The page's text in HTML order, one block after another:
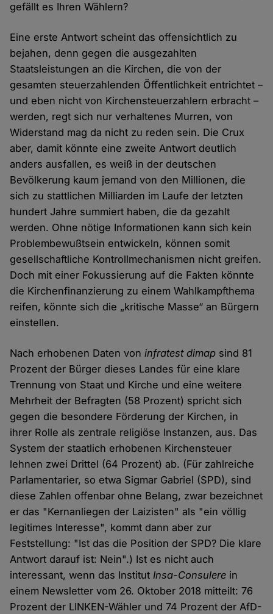
gefällt es Ihren Wählern?
Eine erste Antwort scheint das offensichtlich zu
bejahen, denn gegen die ausgezahlten
Staatsleistungen an die Kirchen, die von der
gesamten steuerzahlenden Öffentlichkeit entrichtet –
und eben nicht von Kirchensteuerzahlern erbracht –
werden, regt sich nur verhaltenes Murren, von
Widerstand mag da nicht zu reden sein. Die Crux
aber, damit könnte eine zweite Antwort deutlich
anders ausfallen, es weiß in der deutschen
Bevölkerung kaum jemand von den Millionen, die
sich zu stattlichen Milliarden im Laufe der letzten
hundert Jahre summiert haben, die da gezahlt
werden. Ohne nötige Informationen kann sich kein
Problembewußtsein entwickeln, können somit
gesellschaftliche Kontrollmechanismen nicht greifen.
Doch mit einer Fokussierung auf die Fakten könnte
die Kirchenfinanzierung zu einem Wahlkampfthema
reifen, könnte sich die „kritische Masse“ an Bürgern
einstellen.
Nach erhobenen Daten voninfratest dimap sind 81
Prozent der Bürger dieses Landes für eine klare
Trennung von Staat und Kirche und eine weitere
Mehrheit der Befragten (58 Prozent) spricht sich
gegen die besondere Förderung der Kirchen, in
ihrer Rolle als zentrale religiöse Instanzen, aus. Das
System der staatlich erhobenen Kirchensteuer
lehnen zwei Drittel (64 Prozent) ab. (Für zahlreiche
Parlamentarier, so etwa Sigmar Gabriel (SPD), sind
diese Zahlen offenbar ohne Belang, zwar bezeichnet
er das "Kernanliegen der Laizisten" als "ein völlig
legitimes Interesse", kommt dann aber zur
Feststellung: "Ist das die Position der SPD? Die klare
Antwort darauf ist: Nein".) Ist es nicht auch
interessant, wenn das InstitutInsa-Consulere in
einem Newsletter vom 26. Oktober 2018 mitteilt: 76
Prozent der LINKEN-Wähler und 74 Prozent der AfD-